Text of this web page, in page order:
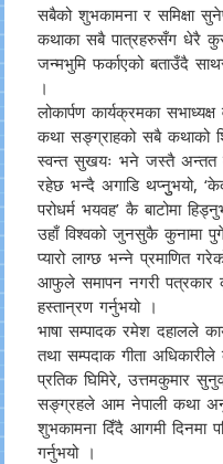
सबैको शुभकामना र समिक्षा
कथाका सबै पात्रहरुसँग धेरै
जन्मभुमि फर्काएको बताउँदै
।
लोकार्पण कार्यक्रमका
कथा सङ्ग्राहको सबै कथाको
स्वन्त सुखयः भने जस्तै अन्तत
रहेछ भन्दै अगाडि थप्नुुभयो,
परोधर्म भयवह’ कै बाटोमा
उहाँ विश्वको जुनसुकै कुनामा
प्यारो लाग्छ भन्ने प्रमाणित
आफुले समापन नगरी पत्रकार
हस्तान्रण गर्नुभयो ।
भाषा सम्पादक रमेश दहालले
तथा सम्पदाक गीता
प्रतिक घिमिरे, उत्तमकुमार
सङ्ग्रहले आम नेपाली कथा
शुभकामना दिँदै आगमी दिनमा
गर्नुभयो ।